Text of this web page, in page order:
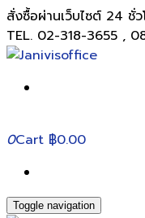
สั่งซื้อผ่านเว็บไซต์ 24 ชั่ว
TEL. 02-318-3655 ,
0Cart ฿0.00
Toggle navigation